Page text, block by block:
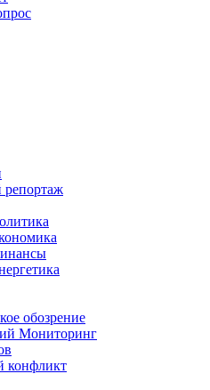
репортаж
обозрение
Мониторинг
конфликт